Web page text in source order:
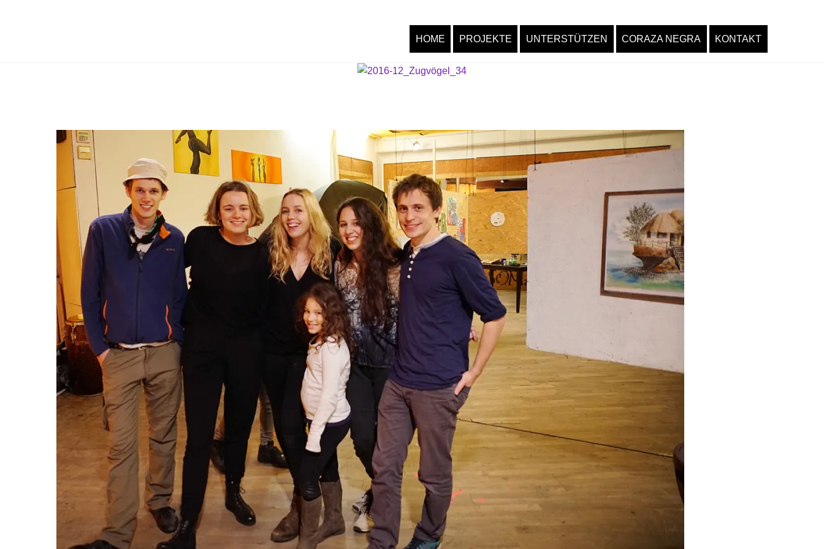
HOME PROJEKTE UNTERSTÜTZEN CORAZA NEGRA KONTAKT